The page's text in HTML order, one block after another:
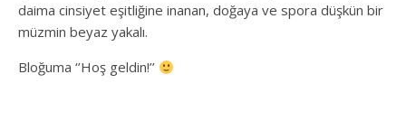
daima cinsiyet eşitliğine inanan, doğaya ve spora düşkün bir
müzmin beyaz yakalı.
Bloğuma ‘’Hoş geldin!’’